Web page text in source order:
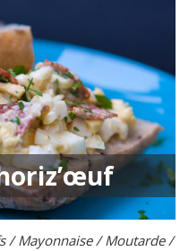
/ Mayonnaise / Moutarde /